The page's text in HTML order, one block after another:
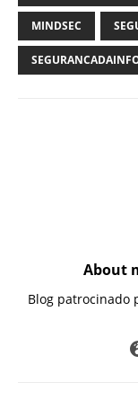
MINDSEC
About
Blog patrocinado